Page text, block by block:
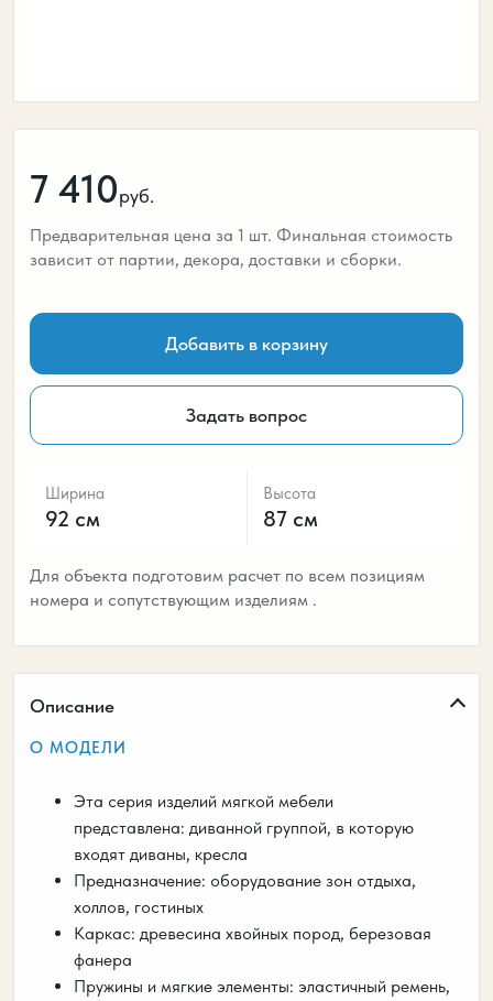
7 410руб.
Предварительная цена за 1 шт. Финальная стоимость
зависит от партии, декора, доставки и сборки.
Добавить в корзину
Задать вопрос
Ширина
92 см
Высота
87 см
Для объекта подготовим расчет по всем позициям
номера и сопутствующим изделиям .
Описание
О МОДЕЛИ
Эта серия изделий мягкой мебели
представлена: диванной группой, в которую
входят диваны, кресла
Предназначение: оборудование зон отдыха,
холлов, гостиных
Каркас: древесина хвойных пород, березовая
фанера
Пружины и мягкие элементы: эластичный ремень,